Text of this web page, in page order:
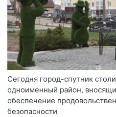
Сегодня город-спутник
одноименный район,
обеспечение
безопасности